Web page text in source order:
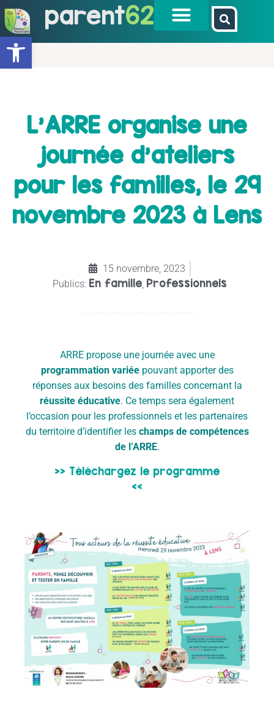
Ouvrir la barre d’outils
parent62
L’ARRE organise une
journée d’ateliers
pour les familles, le 29
novembre 2023 à Lens
15 novembre, 2023
Publics: En famille, Professionnels
ARRE propose une journée avec une
programmation variéepouvant apporter des
réponses aux besoins des familles concernant la
réussite éducative. Ce temps sera également
l’occasion pour les professionnels et les partenaires
du territoire d’identifier les champs de compétences
de l’ARRE.
>> Téléchargez le programme
<<